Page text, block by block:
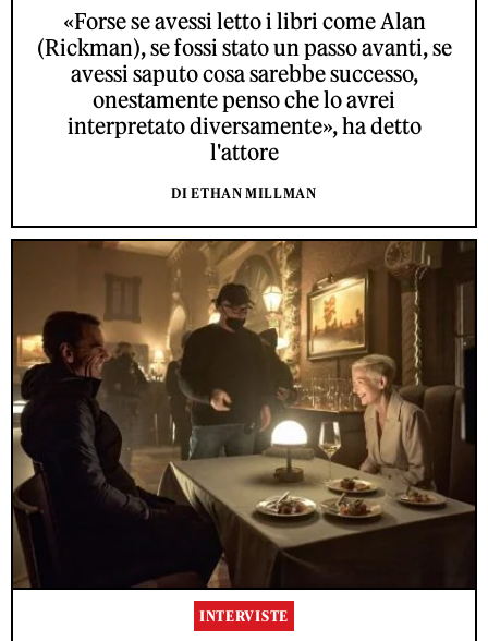
«Forse se avessi letto i libri come Alan
(Rickman), se fossi stato un passo avanti, se
avessi saputo cosa sarebbe successo,
onestamente penso che lo avrei
interpretato diversamente», ha detto
l'attore
DI ETHAN MILLMAN
INTERVISTE